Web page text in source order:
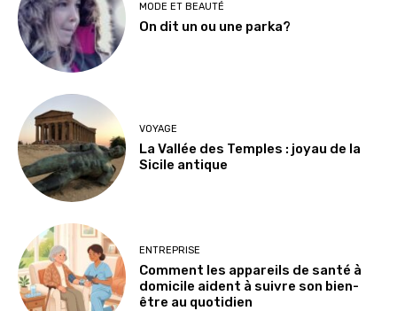
MODE ET BEAUTÉ
On dit un ou une parka?
VOYAGE
La Vallée des Temples : joyau de la
Sicile antique
ENTREPRISE
Comment les appareils de santé à
domicile aident à suivre son bien-
être au quotidien